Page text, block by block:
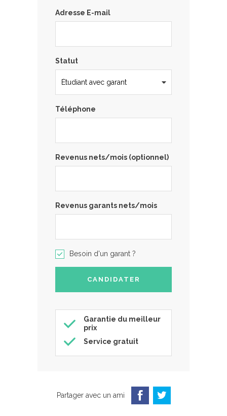
Adresse E-mail
Statut
Téléphone
Revenus nets/mois (optionnel)
Revenus garants nets/mois
Besoin d'un garant ?
Garantie du meilleur
prix
Service gratuit
Partager avec un ami